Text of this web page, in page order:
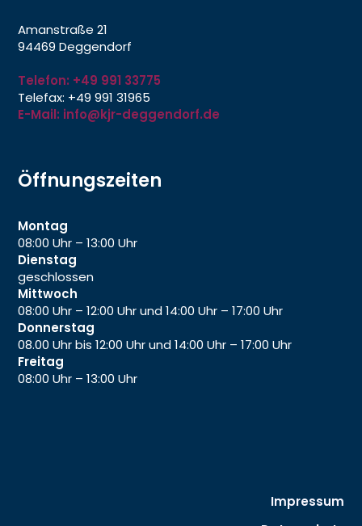
Amanstraße 21
94469 Deggendorf
Telefon: +49 991 33775
Telefax: +49 991 31965
E-Mail: info@kjr-deggendorf.de
Öffnungszeiten
Montag
08:00 Uhr – 13:00 Uhr
Dienstag
geschlossen
Mittwoch
08:00 Uhr – 12:00 Uhr und 14:00 Uhr – 17:00 Uhr
Donnerstag
08.00 Uhr bis 12:00 Uhr und 14:00 Uhr – 17:00 Uhr
Freitag
08:00 Uhr – 13:00 Uhr
Impressum